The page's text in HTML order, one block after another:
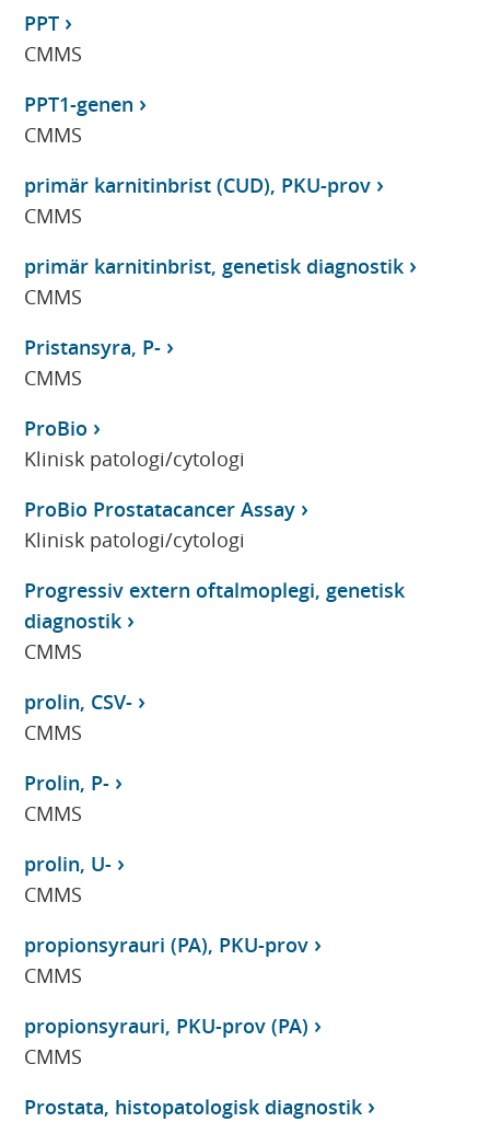
PPT
CMMS
PPT1-genen
CMMS
primär karnitinbrist (CUD), PKU-prov
CMMS
primär karnitinbrist, genetisk diagnostik
CMMS
Pristansyra, P-
CMMS
ProBio
Klinisk patologi/cytologi
ProBio Prostatacancer Assay
Klinisk patologi/cytologi
Progressiv extern oftalmoplegi, genetisk
diagnostik
CMMS
prolin, CSV-
CMMS
Prolin, P-
CMMS
prolin, U-
CMMS
propionsyrauri (PA), PKU-prov
CMMS
propionsyrauri, PKU-prov (PA)
CMMS
Prostata, histopatologisk diagnostik